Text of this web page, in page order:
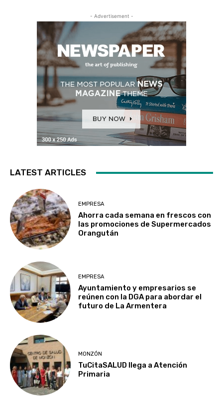
- Advertisement -
LATEST ARTICLES
EMPRESA
Ahorra cada semana en frescos con
las promociones de Supermercados
Orangután
EMPRESA
Ayuntamiento y empresarios se
reúnen con la DGA para abordar el
futuro de La Armentera
MONZÓN
TuCitaSALUD llega a Atención
Primaria